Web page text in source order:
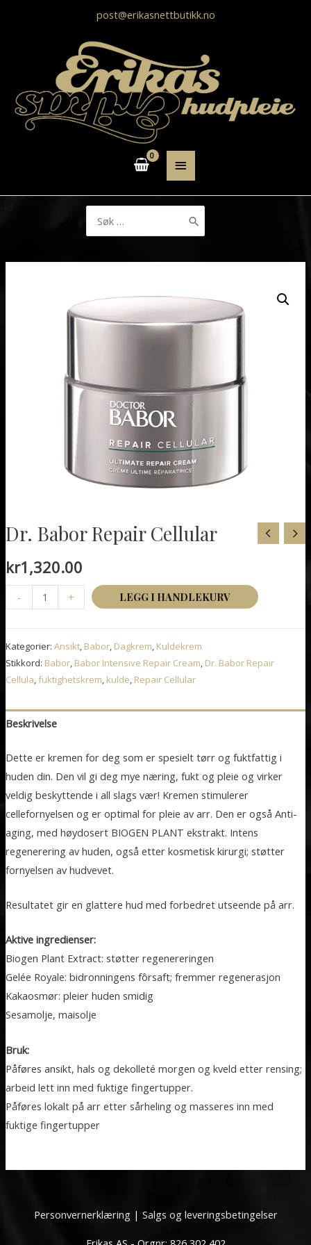
post@erikasnettbutikk.no
HOVEDMENY
etter:
Dr. Babor Repair Cellular
kr1,320.00
-
Babor
Cellular
antall
+ LEGG I HANDLEKURV
Kategorier: Ansikt, Babor, Dagkrem, Kuldekrem
Stikkord: Babor, Babor Intensive Repair Cream, Dr. Babor Repair
Cellula,fuktighetskrem, kulde, Repair Cellular
Beskrivelse
Dette er kremen for deg som er spesielt tørr og fuktfattig i
huden din. Den vil gi deg mye næring, fukt og pleie og virker
veldig beskyttende i all slags vær! Kremen stimulerer
cellefornyelsen og er optimal for pleie av arr. Den er også Anti-
aging, med høydosert BIOGEN PLANT ekstrakt. Intens
regenerering av huden, også etter kosmetisk kirurgi; støtter
fornyelsen av hudvevet.
Resultatet gir en glattere hud med forbedret utseende på arr.
Aktive ingredienser:
Biogen Plant Extract: støtter regenereringen
Gelée Royale: bidronningens fôrsaft; fremmer regenerasjon
Kakaosmør: pleier huden smidig
Sesamolje, maisolje
Bruk:
Påføres ansikt, hals og dekolleté morgen og kveld etter rensing;
arbeid lett inn med fuktige fingertupper.
Påføres lokalt på arr etter sårheling og masseres inn med
fuktige fingertupper
Personvernerklæring| Salgs og leveringsbetingelser